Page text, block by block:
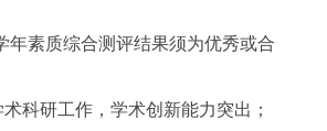
年素质综合测评结果须为优秀或合
科研工作，学术创新能力突出；